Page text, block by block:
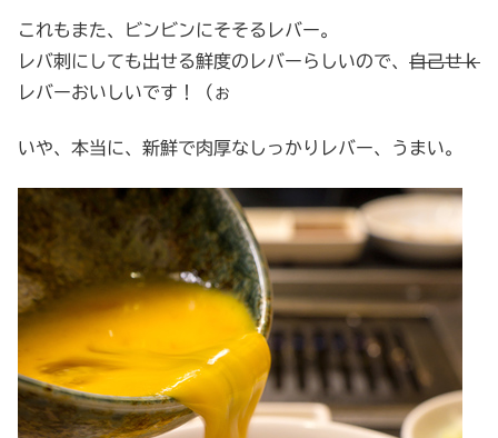
これもまた、ビンビンにそそるレバー。
レバ刺にしても出せる鮮度のレバーらしいので、 自己せｋ
レバーおいしいです！（ぉ
いや、本当に、新鮮で肉厚なしっかりレバー、うまい。